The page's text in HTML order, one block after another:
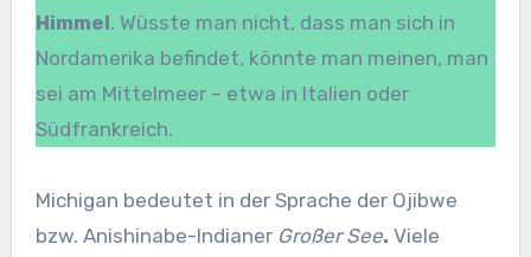
Himmel. Wüsste man nicht, dass man sich in
Nordamerika befindet, könnte man meinen, man
sei am Mittelmeer – etwa in Italien oder
Südfrankreich.
Michigan bedeutet in der Sprache der Ojibwe
bzw. Anishinabe-Indianer Großer See. Viele